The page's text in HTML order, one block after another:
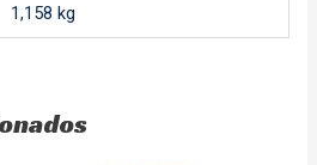
1,158 kg